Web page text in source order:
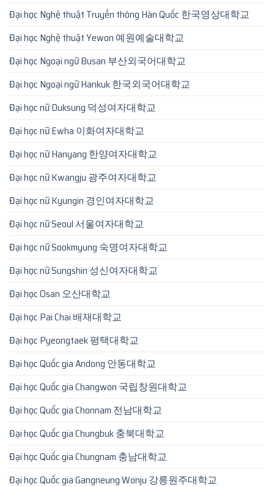
Đại học Nghệ thuật Truyền thông Hàn Quốc 한국영상대학교
Đại học Nghệ thuật Yewon 예원예술대학교
Đại học Ngoại ngữ Busan 부산외국어대학교
Đại học Ngoại ngữ Hankuk 한국외국어대학교
Đại học nữ Duksung 덕성여자대학교
Đại học nữ Ewha 이화여자대학교
Đại học nữ Hanyang 한양여자대학교
Đại học nữ Kwangju 광주여자대학교
Đại học nữ Kyungin 경인여자대학교
Đại học nữ Seoul 서울여자대학교
Đại học nữ Sookmyung 숙명여자대학교
Đại học nữ Sungshin 성신여자대학교
Đại học Osan 오산대학교
Đại học Pai Chai 배재대학교
Đại học Pyeongtaek 평택대학교
Đại học Quốc gia Andong 안동대학교
Đại học Quốc gia Changwon 국립창원대학교
Đại học Quốc gia Chonnam 전남대학교
Đại học Quốc gia Chungbuk 충북대학교
Đại học Quốc gia Chungnam 충남대학교
Đại học Quốc gia Gangneung Wonju 강릉원주대학교